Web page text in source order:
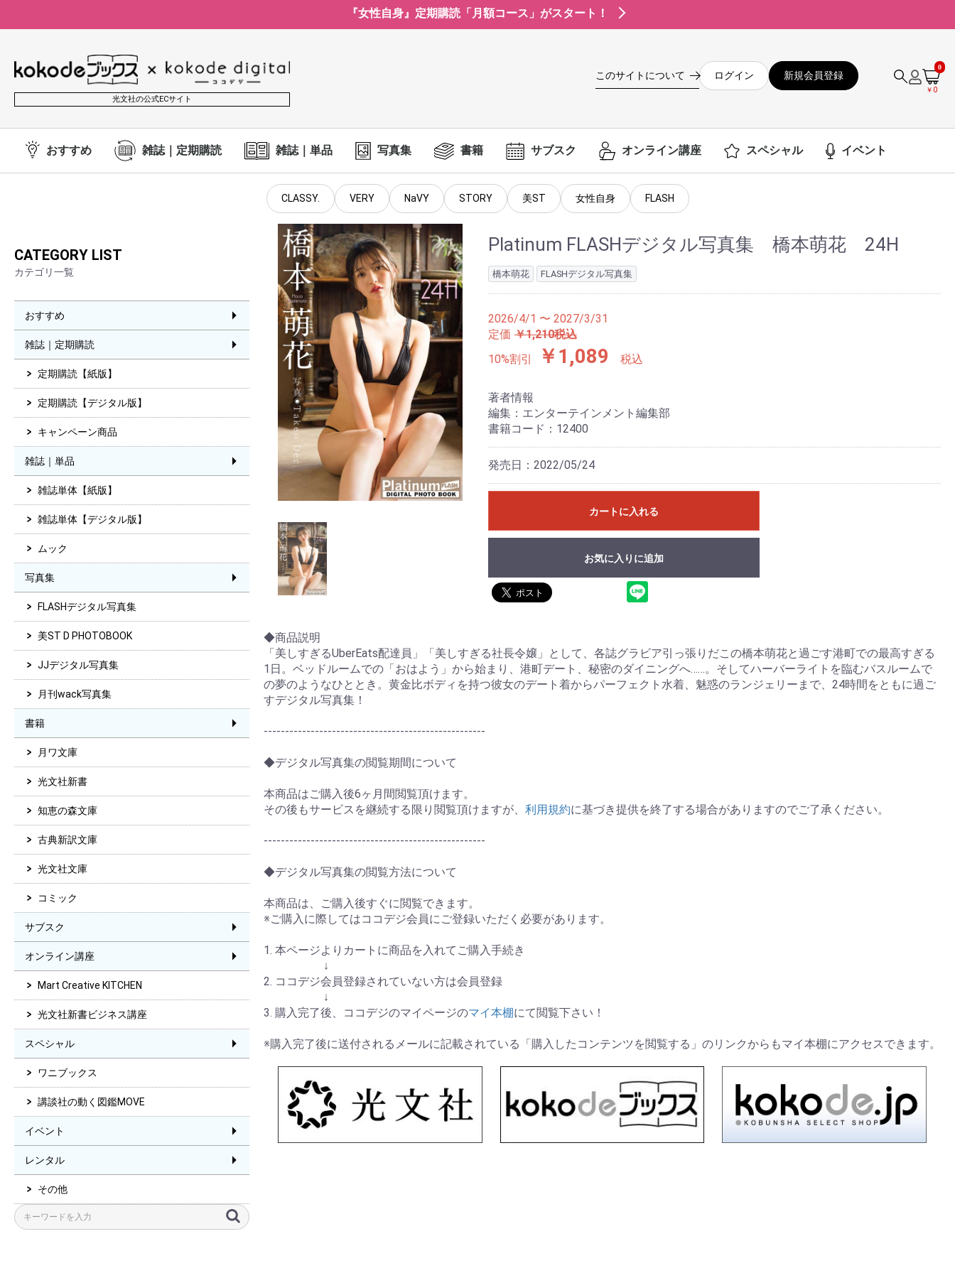
『女性自身』定期購読「月額コース」がスタート！
光文社の公式ECサイト
このサイトについて ログイン 新規会員登録
0
￥0
おすすめ 雑誌｜定期購読 雑誌｜単品 写真集 書籍 サブスク オンライン講座 スペシャル イベント
CLASSY. VERY NaVY STORY 美ST 女性自身 FLASH
CATEGORY LIST
カテゴリ一覧
おすすめ
雑誌｜定期購読
定期購読【紙版】
定期購読【デジタル版】
キャンペーン商品
雑誌｜単品
雑誌単体【紙版】
雑誌単体【デジタル版】
ムック
写真集
FLASHデジタル写真集
美ST D PHOTOBOOK
JJデジタル写真集
月刊wack写真集
書籍
月ワ文庫
光文社新書
知恵の森文庫
古典新訳文庫
光文社文庫
コミック
サブスク
オンライン講座
Mart Creative KITCHEN
光文社新書ビジネス講座
スペシャル
ワニブックス
講談社の動く図鑑MOVE
イベント
レンタル
その他
Platinum FLASHデジタル写真集 橋本萌花 24H
橋本萌花 FLASHデジタル写真集
2026/4/1 〜 2027/3/31
定価 ￥1,210税込
10%割引
￥1,089 税込
著者情報
編集：エンターテインメント編集部
書籍コード：12400
発売日：2022/05/24
カートに入れる
お買い物を続ける カートへ進む
お気に入りに追加
◆商品説明
「美しすぎるUberEats配達員」「美しすぎる社長令嬢」として、各誌グラビア引っ張りだこの橋本萌花と過ごす港町での最高すぎる
1日。ベッドルームでの「おはよう」から始まり、港町デート、秘密のダイニングへ……。そしてハーバーライトを臨むバスルームで
の夢のようなひととき。黄金比ボディを持つ彼女のデート着からパーフェクト水着、魅惑のランジェリーまで、24時間をともに過ご
すデジタル写真集！
----------------------------------------------------
◆デジタル写真集の閲覧期間について
本商品はご購入後6ヶ月間閲覧頂けます。
その後もサービスを継続する限り閲覧頂けますが、 利用規約に基づき提供を終了する場合がありますのでご了承ください。
----------------------------------------------------
◆デジタル写真集の閲覧方法について
本商品は、ご購入後すぐに閲覧できます。
※ご購入に際してはココデジ会員にご登録いただく必要があります。
1. 本ページよりカートに商品を入れてご購入手続き
↓
2. ココデジ会員登録されていない方は会員登録
↓
3. 購入完了後、ココデジのマイページのマイ本棚にて閲覧下さい！
※購入完了後に送付されるメールに記載されている「購入したコンテンツを閲覧する」のリンクからもマイ本棚にアクセスできます。